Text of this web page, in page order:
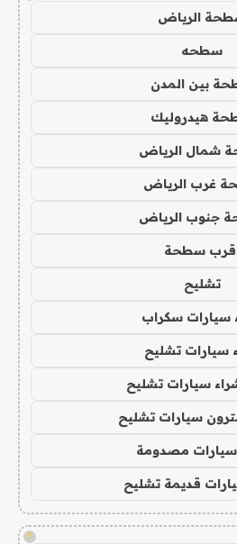
الرياض
سطحه
بين المدن
هيدروليك
شمال الرياض
غرب الرياض
جنوب الرياض
سطحة
تشليح
سيارات سكراب
سيارات تشليح
سيارات تشليح
سيارات تشليح
سيارات مصدومة
قديمة تشليح
!